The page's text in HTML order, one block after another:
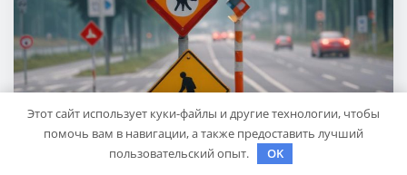
Этот сайт использует куки-файлы и другие технологии, чтобы
помочь вам в навигации, а также предоставить лучший
пользовательский опыт.
OK